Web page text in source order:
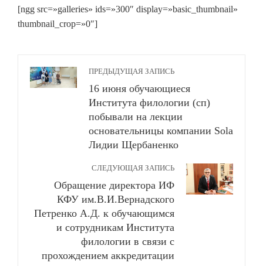
[ngg src=»galleries» ids=»300″ display=»basic_thumbnail»
thumbnail_crop=»0″]
ПРЕДЫДУЩАЯ ЗАПИСЬ
16 июня обучающиеся
Института филологии (сп)
побывали на лекции
основательницы компании Sola
Лидии Щербаненко
СЛЕДУЮЩАЯ ЗАПИСЬ
Обращение директора ИФ
КФУ им.В.И.Вернадского
Петренко А.Д. к обучающимся
и сотрудникам Института
филологии в связи с
прохождением аккредитации